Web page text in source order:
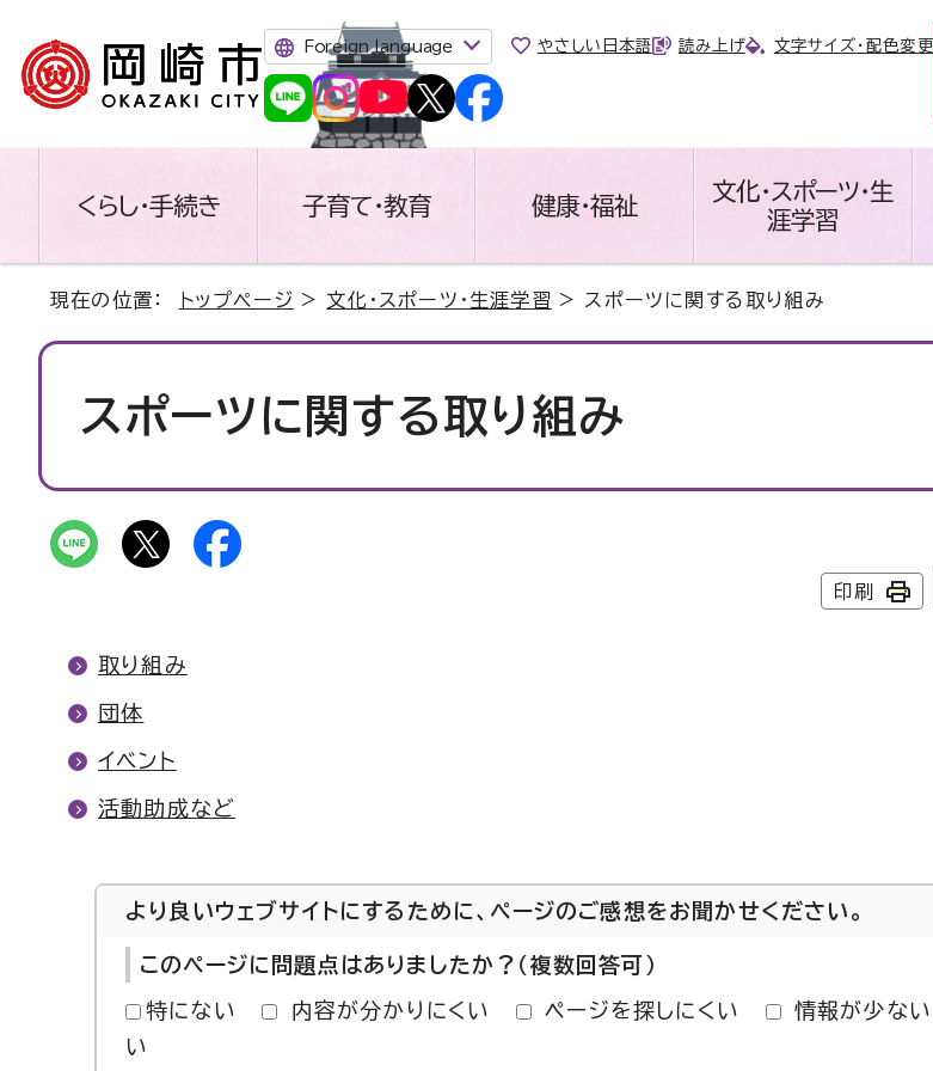
Foreign language やさしい日本語 読み上げ 文字サイズ・配色変更
くらし・手続き 子育て・教育 健康・福祉
文化・スポーツ・生
涯学習
現在の位置： トップページ > 文化・スポーツ・生涯学習 > スポーツに関する取り組み
スポーツに関する取り組み
印刷
取り組み
団体
イベント
活動助成など
より良いウェブサイトにするために、ページのご感想をお聞かせください。
このページに問題点はありましたか？（複数回答可）
特にない 内容が分かりにくい ページを探しにくい 情報が少ない
い